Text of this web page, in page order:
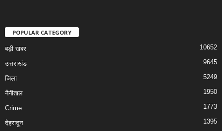
POPULAR CATEGORY
बड़ी खबर 10652
उत्तराखंड 9645
जिला 5249
नैनीताल 1950
Crime 1773
देहरादून 1395